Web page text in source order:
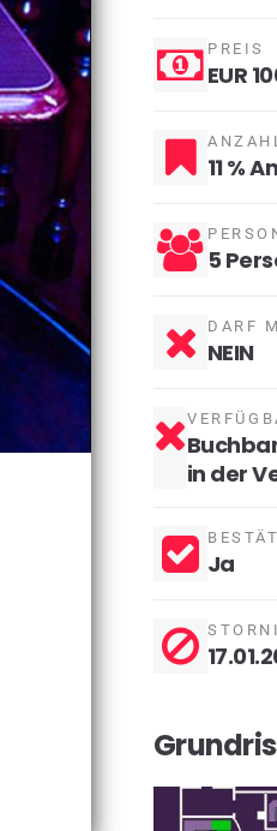
PREIS
EUR
11 %
5
DARF
NEIN
in der
Ja